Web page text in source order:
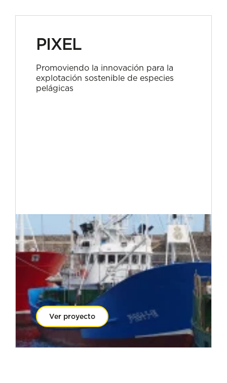
PIXEL
Promoviendo la innovación para la
explotación sostenible de especies
pelágicas
Ver proyecto